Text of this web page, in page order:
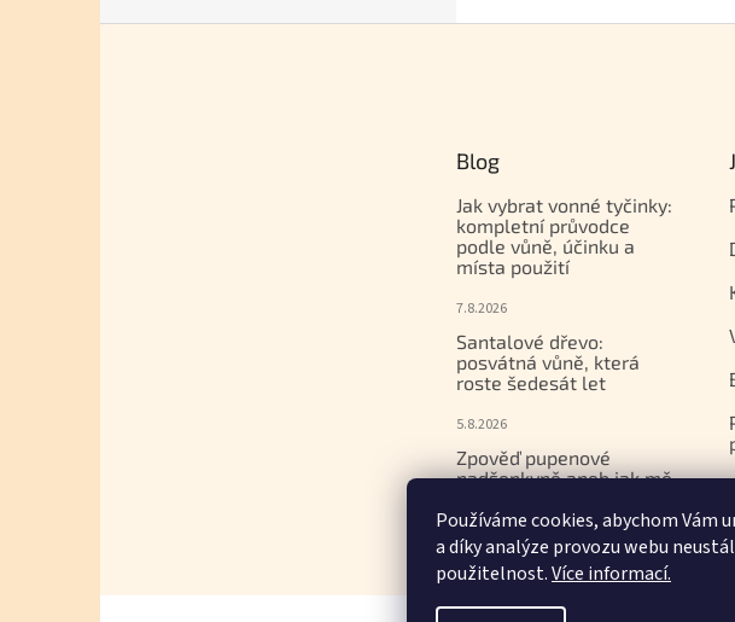
Používáme cookies, abychom
a díky analýze provozu webu
použitelnost.Více informací.
Blog
Jak vybrat vonné tyčinky:
kompletní průvodce
podle vůně, účinku a
místa použití
7.8.2026
Santalové dřevo:
posvátná vůně, která
roste šedesát let
5.8.2026
Zpověď pupenové
nadšenkyně aneb jak mě
gemmoterapií
17.7.2026